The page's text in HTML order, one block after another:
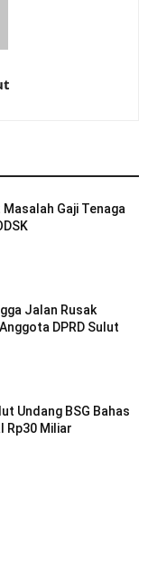
Gaji Tenaga
Jalan Rusak
DPRD Sulut
Undang BSG Bahas
Rp30 Miliar